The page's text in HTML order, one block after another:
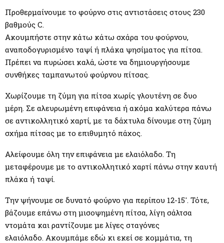
Προθερμαίνουμε το φούρνο στις αντιστάσεις στους 230
βαθμούς C.
Ακουμπήστε στην κάτω κάτω σχάρα του φούρνου,
αναποδογυρισμένο ταψί ή πλάκα ψησίματος για πίτσα.
Πρέπει να πυρώσει καλά, ώστε να δημιουργήσουμε
συνθήκες ταμπανωτού φούρνου πίτσας.
Χωρίζουμε τη ζύμη για πίτσα χωρίς γλουτένη σε δυο
μέρη. Σε αλευρωμένη επιφάνεια ή ακόμα καλύτερα πάνω
σε αντικολλητικό χαρτί, με τα δάχτυλα δίνουμε στη ζύμη
σχήμα πίτσας με το επιθυμητό πάχος.
Αλείφουμε όλη την επιφάνεια με ελαιόλαδο. Τη
μεταφέρουμε με το αντικολλητικό χαρτί πάνω στην καυτή
πλάκα ή ταψί.
Την ψήνουμε σε δυνατό φούρνο για περίπου 12-15′. Τότε,
βάζουμε επάνω στη μισοψημένη πίτσα, λίγη σάλτσα
ντομάτα και ραντίζουμε με λίγες σταγόνες
ελαιόλαδο. Ακουμπάμε εδώ κι εκεί σε κομμάτια, τη